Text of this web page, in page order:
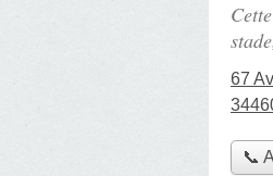
stade
67
📞